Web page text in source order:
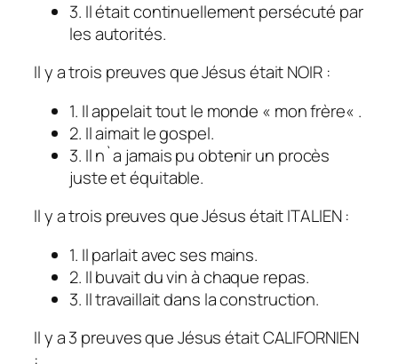
3. Il était continuellement persécuté par
les autorités.
Il y a trois preuves que Jésus était NOIR :
1. Il appelait tout le monde « mon frère« .
2. Il aimait le gospel.
3. Il n`a jamais pu obtenir un procès
juste et équitable.
Il y a trois preuves que Jésus était ITALIEN :
1. Il parlait avec ses mains.
2. Il buvait du vin à chaque repas.
3. Il travaillait dans la construction.
Il y a 3 preuves que Jésus était CALIFORNIEN